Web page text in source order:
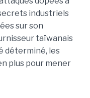
industriels
sur son
taïwanais
déterminé, les
plus pour mener